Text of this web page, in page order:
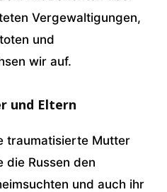
Vergewaltigungen,
und
wir auf.
und Eltern
traumatisierte Mutter
die Russen den
und auch ihr